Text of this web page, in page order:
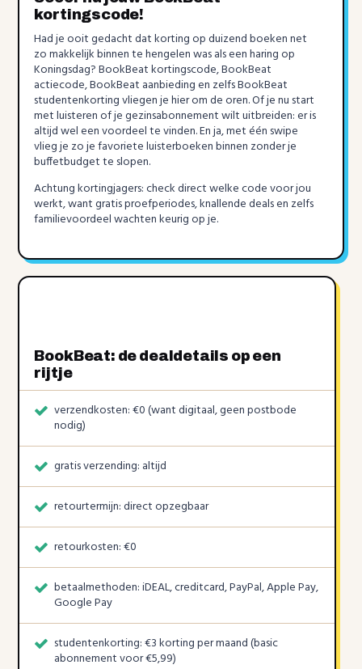
kortingscode!
Had je ooit gedacht dat korting op duizend boeken net
zo makkelijk binnen te hengelen was als een haring op
Koningsdag? BookBeat kortingscode, BookBeat
actiecode, BookBeat aanbieding en zelfs BookBeat
studentenkorting vliegen je hier om de oren. Of je nu start
met luisteren of je gezinsabonnement wilt uitbreiden: er is
altijd wel een voordeel te vinden. En ja, met één swipe
vlieg je zo je favoriete luisterboeken binnen zonder je
buffetbudget te slopen.
Achtung kortingjagers: check direct welke code voor jou
werkt, want gratis proefperiodes, knallende deals en zelfs
familievoordeel wachten keurig op je.
BookBeat: de dealdetails op een
rijtje
verzendkosten: €0 (want digitaal, geen postbode
nodig)
gratis verzending: altijd
retourtermijn: direct opzegbaar
retourkosten: €0
betaalmethoden: iDEAL, creditcard, PayPal, Apple Pay,
Google Pay
studentenkorting: €3 korting per maand (basic
abonnement voor €5,99)